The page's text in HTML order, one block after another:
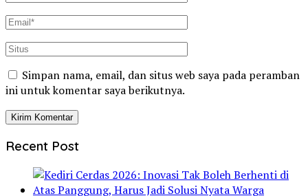
Simpan nama, email, dan situs web saya pada peramban
ini untuk komentar saya berikutnya.
Recent Post